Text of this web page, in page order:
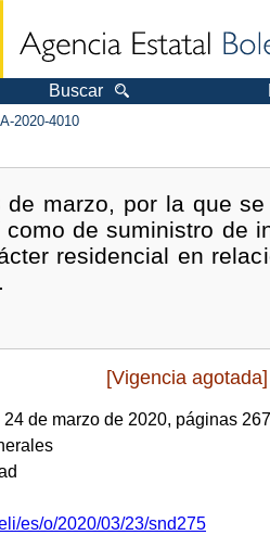
Buscar
2020-4010
de marzo, por la que
de suministro de
residencial en
[Vigencia agotada]
24 de marzo de 2020, páginas
es/o/2020/03/23/snd275